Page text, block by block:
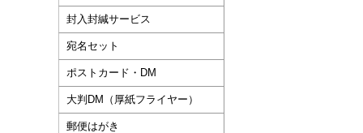
封入封緘サービス
宛名セット
ポストカード・DM
大判DM（厚紙フライヤー）
郵便はがき